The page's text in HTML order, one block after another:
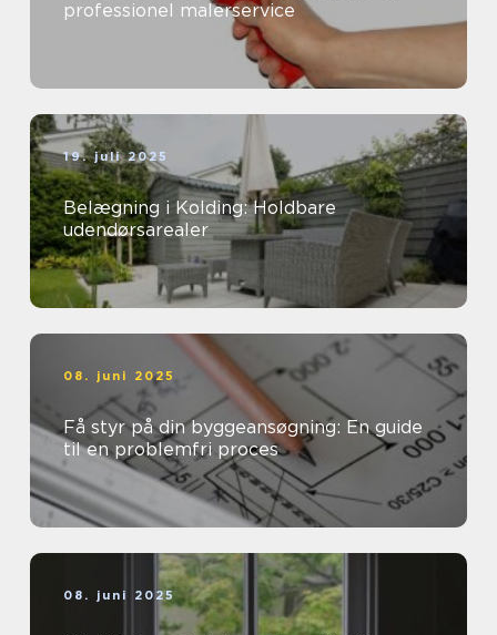
professionel malerservice
19. juli 2025
Belægning i Kolding: Holdbare
udendørsarealer
08. juni 2025
Få styr på din byggeansøgning: En guide
til en problemfri proces
08. juni 2025